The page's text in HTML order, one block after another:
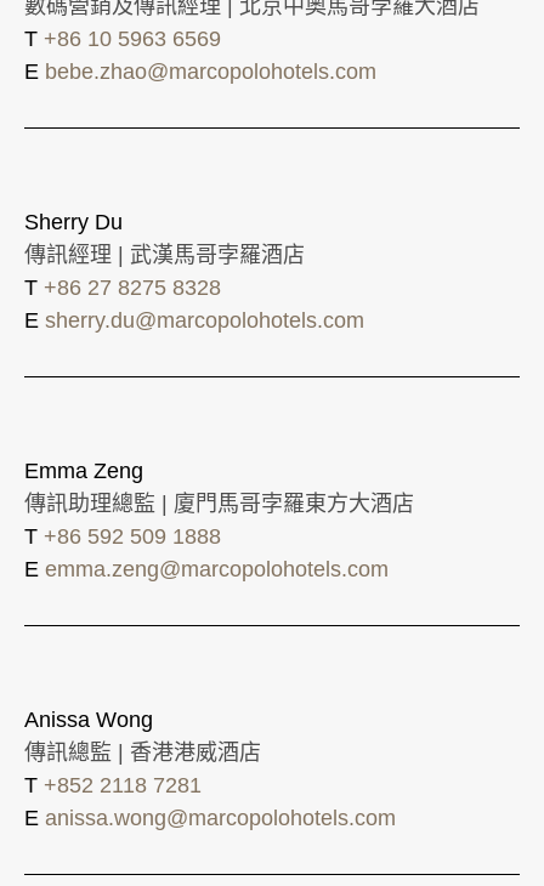
數碼營銷及傳訊經理 | 北京中奧馬哥孛羅大酒店
T +86 10 5963 6569
E bebe.zhao@marcopolohotels.com
Sherry Du
傳訊經理 | 武漢馬哥孛羅酒店
T +86 27 8275 8328
E sherry.du@marcopolohotels.com
Emma Zeng
傳訊助理總監 | 廈門馬哥孛羅東方大酒店
T +86 592 509 1888
E emma.zeng@marcopolohotels.com
Anissa Wong
傳訊總監 | 香港港威酒店
T +852 2118 7281
E anissa.wong@marcopolohotels.com